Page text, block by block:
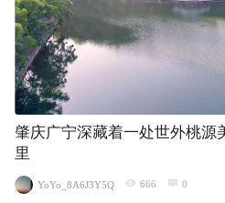
肇庆广宁深藏着一处世外桃源
里
YoYo_8A6J3Y5Q 666 0